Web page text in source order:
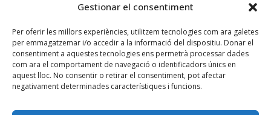
Gestionar el consentiment
Per oferir les millors experiències, utilitzem tecnologies com ara galetes
per emmagatzemar i/o accedir a la informació del dispositiu. Donar el
consentiment a aquestes tecnologies ens permetrà processar dades
com ara el comportament de navegació o identificadors únics en
aquest lloc. No consentir o retirar el consentiment, pot afectar
negativament determinades característiques i funcions.
937 479 758
federacio@fedecatjudo.cat